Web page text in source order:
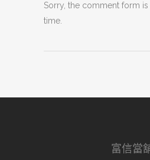
Sorry, the comment form
time.
富信當